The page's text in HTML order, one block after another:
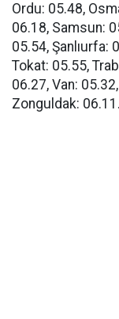
Ordu: 05.48,
06.18, Samsun:
05.54, Şanlıurfa:
Tokat: 05.55,
06.27, Van:
Zonguldak: